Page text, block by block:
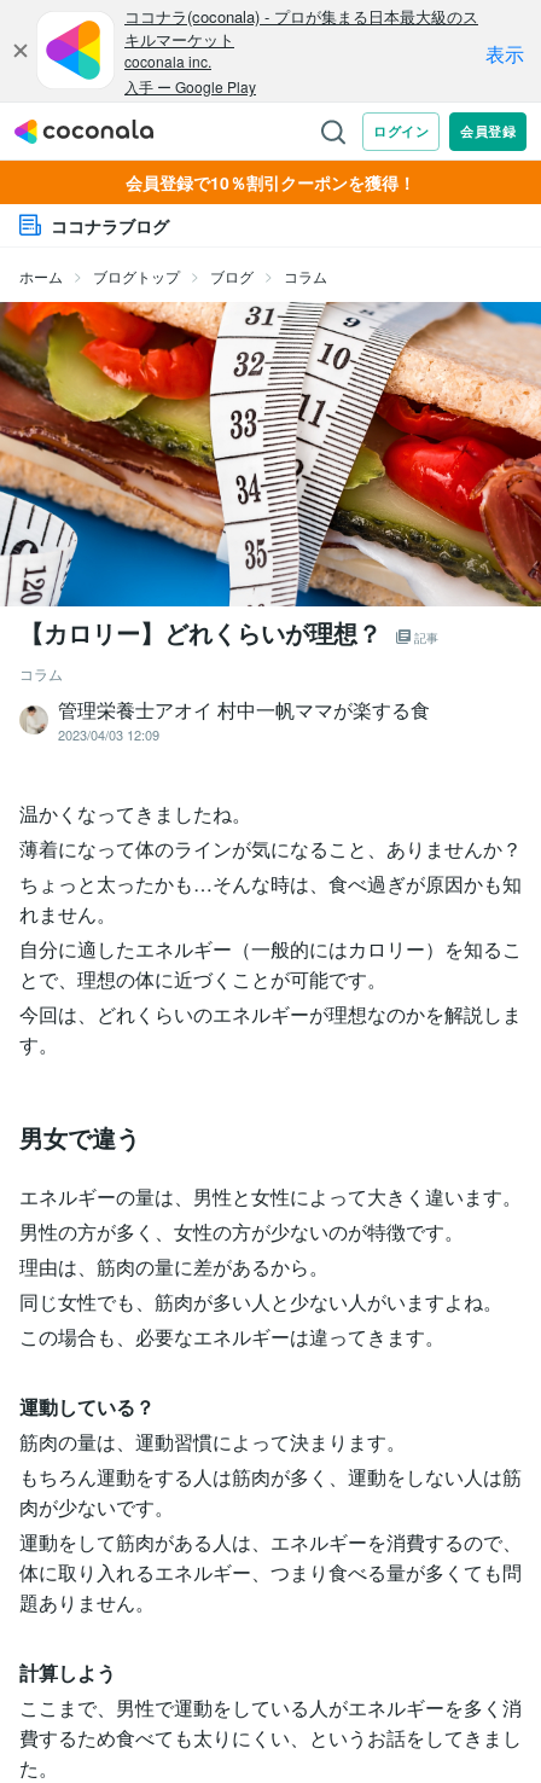
会員登録で10％割引クーポンを獲得！
ココナラブログ
ホーム ブログトップ ブログ コラム
【カロリー】どれくらいが理想？ 記事
コラム
管理栄養士アオイ 村中一帆ママが楽する食
2023/04/03 12:09
温かくなってきましたね。
薄着になって体のラインが気になること、ありませんか？
ちょっと太ったかも…そんな時は、食べ過ぎが原因かも知
れません。
自分に適したエネルギー（一般的にはカロリー）を知るこ
とで、理想の体に近づくことが可能です。
今回は、どれくらいのエネルギーが理想なのかを解説しま
す。
男女で違う
エネルギーの量は、男性と女性によって大きく違います。
男性の方が多く、女性の方が少ないのが特徴です。
理由は、筋肉の量に差があるから。
同じ女性でも、筋肉が多い人と少ない人がいますよね。
この場合も、必要なエネルギーは違ってきます。
運動している？
筋肉の量は、運動習慣によって決まります。
もちろん運動をする人は筋肉が多く、運動をしない人は筋
肉が少ないです。
運動をして筋肉がある人は、エネルギーを消費するので、
体に取り入れるエネルギー、つまり食べる量が多くても問
題ありません。
計算しよう
ここまで、男性で運動をしている人がエネルギーを多く消
費するため食べても太りにくい、というお話をしてきまし
た。